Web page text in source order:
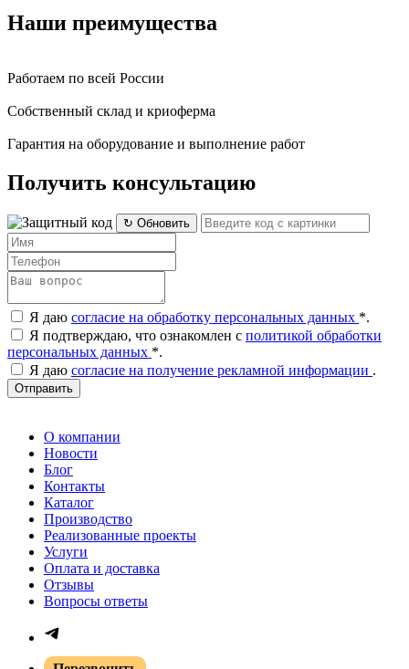
Наши преимущества
Работаем по всей России
Собственный склад и криоферма
Гарантия на оборудование и выполнение работ
Получить консультацию
↻ Обновить
Я даю согласие на обработку персональных данных *.
Я подтверждаю, что ознакомлен с политикой обработки
персональных данных *.
Я даю согласие на получение рекламной информации .
Отправить
О компании
Новости
Блог
Контакты
Каталог
Производство
Реализованные проекты
Услуги
Оплата и доставка
Отзывы
Вопросы ответы